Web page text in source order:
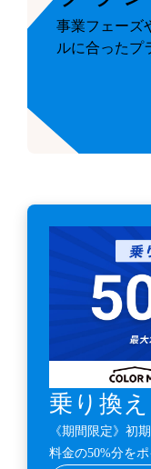
事業フェーズ
ルに合ったプ
乗り換
《期間限定》初
料金の50%分を